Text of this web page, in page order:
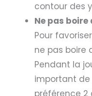
contour des
Ne pas
Pour
ne pas boire
Pendant la
important de